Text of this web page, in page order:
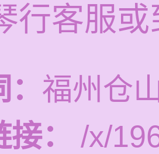
行客服
福州仓
：
/x/